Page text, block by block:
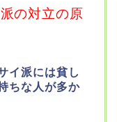
の対立の原
イ派には貧し
ちな人が多か